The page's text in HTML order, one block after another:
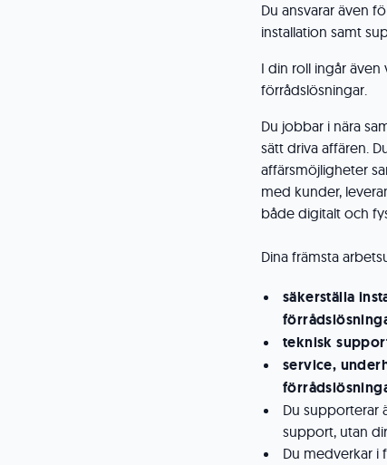
Du ansvarar även
installation samt
I din roll ingår även
förrådslösningar.
Du jobbar i nära
sätt driva affären.
affärsmöjligheter
med kunder,
både digitalt och
Dina främsta
säkerställa
teknisk
service,
Du supporterar
support, utan
Du medverkar i